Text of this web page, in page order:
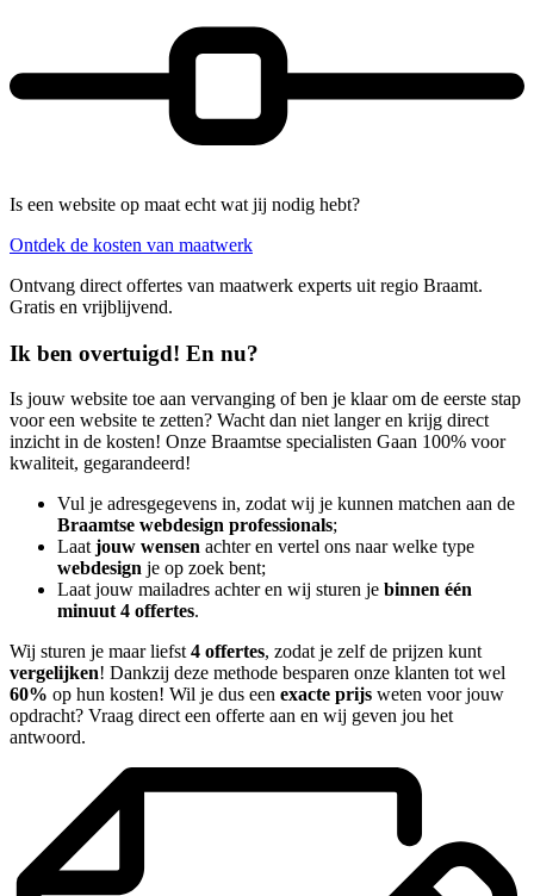
Is een website op maat echt wat jij nodig hebt?
Ontdek de kosten van maatwerk
Ontvang direct offertes van maatwerk experts uit regio Braamt.
Gratis en vrijblijvend.
Ik ben overtuigd! En nu?
Is jouw website toe aan vervanging of ben je klaar om de eerste stap
voor een website te zetten? Wacht dan niet langer en krijg direct
inzicht in de kosten! Onze Braamtse specialisten Gaan 100% voor
kwaliteit, gegarandeerd!
Vul je adresgegevens in, zodat wij je kunnen matchen aan de
Braamtse webdesign professionals;
Laat jouw wensen achter en vertel ons naar welke type
webdesign je op zoek bent;
Laat jouw mailadres achter en wij sturen je binnen één
minuut 4 offertes.
Wij sturen je maar liefst 4 offertes, zodat je zelf de prijzen kunt
vergelijken! Dankzij deze methode besparen onze klanten tot wel
60% op hun kosten! Wil je dus een exacte prijs weten voor jouw
opdracht? Vraag direct een offerte aan en wij geven jou het
antwoord.